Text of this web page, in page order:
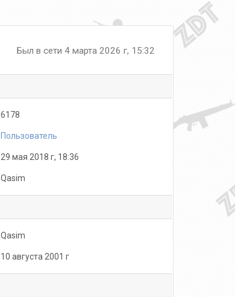
Был в сети 4 марта 2026 г, 15:32
6178
Пользователь
29 мая 2018 г, 18:36
Qasim
Qasim
10 августа 2001 г